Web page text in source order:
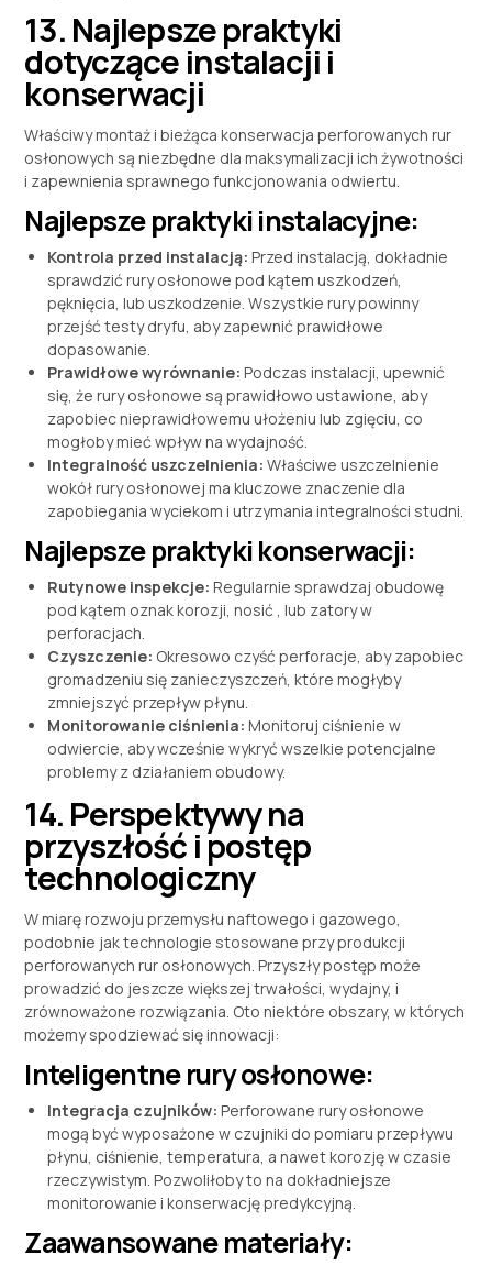
13. Najlepsze praktyki
dotyczące instalacji i
konserwacji
Właściwy montaż i bieżąca konserwacja perforowanych rur
osłonowych są niezbędne dla maksymalizacji ich żywotności
i zapewnienia sprawnego funkcjonowania odwiertu.
Najlepsze praktyki instalacyjne:
Kontrola przed instalacją: Przed instalacją, dokładnie
sprawdzić rury osłonowe pod kątem uszkodzeń,
pęknięcia, lub uszkodzenie. Wszystkie rury powinny
przejść testy dryfu, aby zapewnić prawidłowe
dopasowanie.
Prawidłowe wyrównanie: Podczas instalacji, upewnić
się, że rury osłonowe są prawidłowo ustawione, aby
zapobiec nieprawidłowemu ułożeniu lub zgięciu, co
mogłoby mieć wpływ na wydajność.
Integralność uszczelnienia: Właściwe uszczelnienie
wokół rury osłonowej ma kluczowe znaczenie dla
zapobiegania wyciekom i utrzymania integralności studni.
Najlepsze praktyki konserwacji:
Rutynowe inspekcje: Regularnie sprawdzaj obudowę
pod kątem oznak korozji, nosić , lub zatory w
perforacjach.
Czyszczenie: Okresowo czyść perforacje, aby zapobiec
gromadzeniu się zanieczyszczeń, które mogłyby
zmniejszyć przepływ płynu.
Monitorowanie ciśnienia: Monitoruj ciśnienie w
odwiercie, aby wcześnie wykryć wszelkie potencjalne
problemy z działaniem obudowy.
14. Perspektywy na
przyszłość i postęp
technologiczny
W miarę rozwoju przemysłu naftowego i gazowego,
podobnie jak technologie stosowane przy produkcji
perforowanych rur osłonowych. Przyszły postęp może
prowadzić do jeszcze większej trwałości, wydajny, i
zrównoważone rozwiązania. Oto niektóre obszary, w których
możemy spodziewać się innowacji:
Inteligentne rury osłonowe:
Integracja czujników: Perforowane rury osłonowe
mogą być wyposażone w czujniki do pomiaru przepływu
płynu, ciśnienie, temperatura, a nawet korozję w czasie
rzeczywistym. Pozwoliłoby to na dokładniejsze
monitorowanie i konserwację predykcyjną.
Zaawansowane materiały: